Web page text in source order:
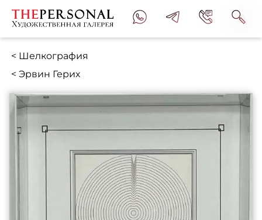
< Шелкография
< Эрвин Герих